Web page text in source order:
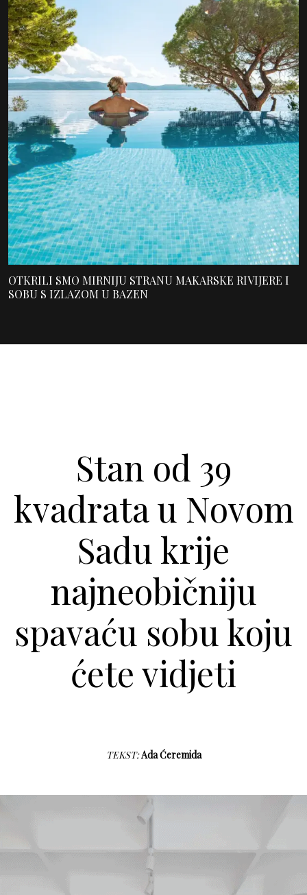
OTKRILI SMO MIRNIJU STRANU MAKARSKE RIVIJERE I
SOBU S IZLAZOM U BAZEN
Stan od 39
kvadrata u Novom
Sadu krije
najneobičniju
spavaću sobu koju
ćete vidjeti
TEKST:Ada Ćeremida